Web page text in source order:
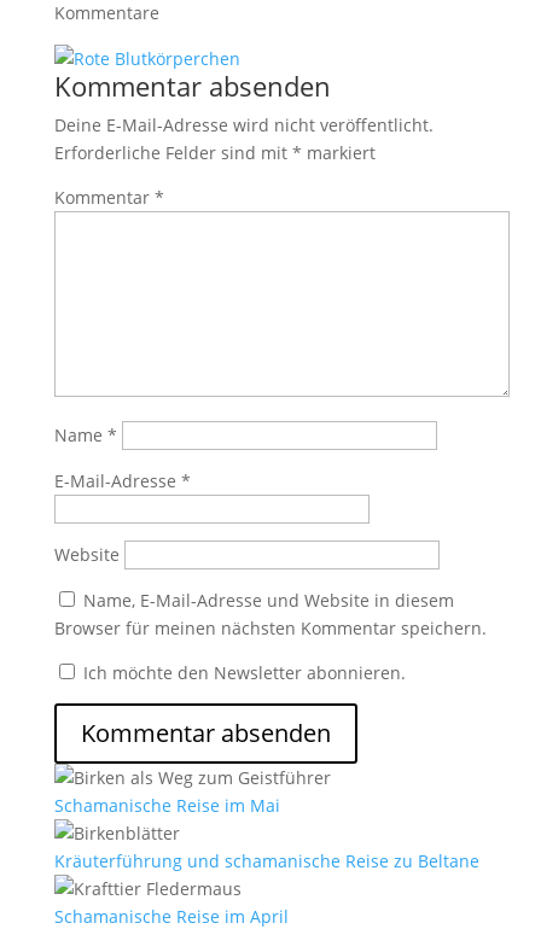
Kommentare
Kommentar absenden
Deine E-Mail-Adresse wird nicht veröffentlicht.
Erforderliche Felder sind mit * markiert
Kommentar *
Name *
E-Mail-Adresse *
Website
Name, E-Mail-Adresse und Website in diesem
Browser für meinen nächsten Kommentar speichern.
Ich möchte den Newsletter abonnieren.
Schamanische Reise im Mai
Kräuterführung und schamanische Reise zu Beltane
Schamanische Reise im April